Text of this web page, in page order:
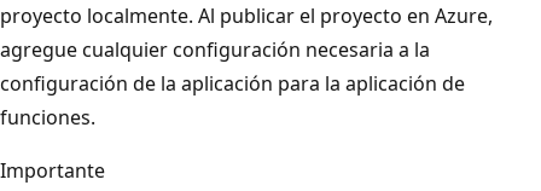
proyecto localmente. Al publicar el proyecto en Azure,
agregue cualquier configuración necesaria a la
configuración de la aplicación para la aplicación de
funciones.
Importante